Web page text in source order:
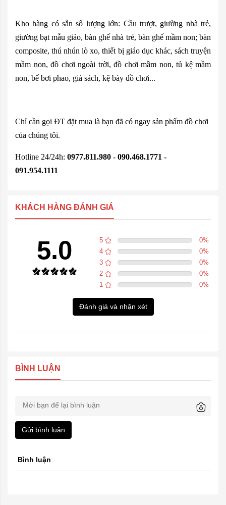
Kho hàng có sẵn số lượng lớn: Cầu trượt, giường nhà trẻ,
giường bạt mẫu giáo, bàn ghế nhà trẻ, bàn ghế mầm non; bàn
composite, thú nhún lò xo, thiết bị giáo dục khác, sách truyện
mầm non, đồ chơi ngoài trời, đồ chơi mầm non, tủ kệ mầm
non, bể bơi phao, giá sách, kệ bày đồ chơi...
Chỉ cần gọi ĐT đặt mua là bạn đã có ngay sản phẩm đồ chơi
của chúng tôi.
Hotline 24/24h: 0977.811.980 - 090.468.1771 -
091.954.1111
KHÁCH HÀNG ĐÁNH GIÁ
5.0 5 0%
4
0%
3
0%
2
0%
1
0%
Đánh giá và nhận xét
BÌNH LUẬN
Gửi bình luận
Bình luận